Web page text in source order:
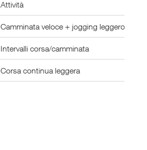
Attività
Camminata veloce + jogging leggero
Intervalli corsa/camminata
Corsa continua leggera